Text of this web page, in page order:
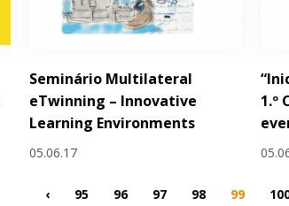
Seminário Multilateral
eTwinning – Innovative
Learning Environments
05.06.17
1.º
‹ 95 96 97 98 99